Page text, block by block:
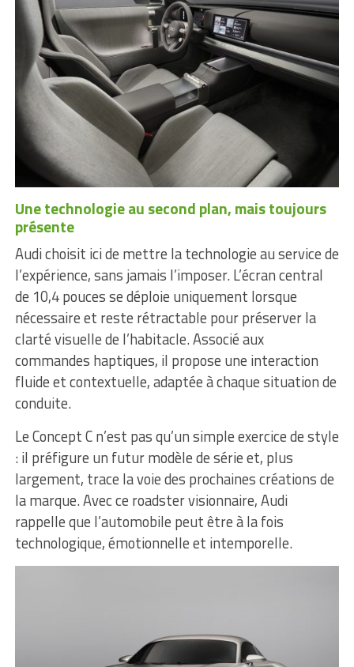
Une technologie au second plan, mais toujours
présente
Audi choisit ici de mettre la technologie au service de
l’expérience, sans jamais l’imposer. L’écran central
de 10,4 pouces se déploie uniquement lorsque
nécessaire et reste rétractable pour préserver la
clarté visuelle de l’habitacle. Associé aux
commandes haptiques, il propose une interaction
fluide et contextuelle, adaptée à chaque situation de
conduite.
Le Concept C n’est pas qu’un simple exercice de style
: il préfigure un futur modèle de série et, plus
largement, trace la voie des prochaines créations de
la marque. Avec ce roadster visionnaire, Audi
rappelle que l’automobile peut être à la fois
technologique, émotionnelle et intemporelle.